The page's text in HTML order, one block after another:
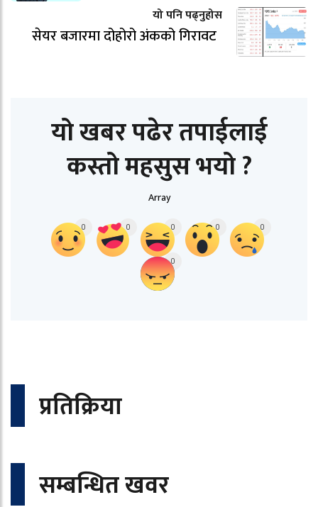
यो पनि पढ्नुहोस
सेयर बजारमा दोहोरो अंकको गिरावट
यो खबर पढेर तपाईलाई
कस्तो महसुस भयो ?
Array
0 0 0 0 0
0
प्रतिक्रिया
सम्बन्धित खवर